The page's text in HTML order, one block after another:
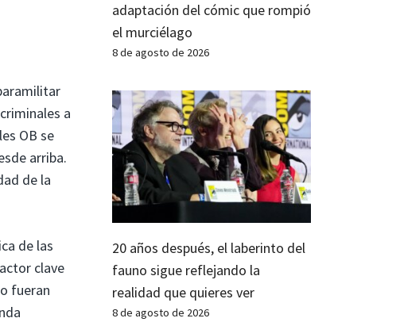
a
OB se
arriba.
de la
de las
clave
fueran
adaptación del cómic que rompió
el murciélago
8 de agosto de 2026
20 años después, el laberinto del
fauno sigue reflejando la
realidad que quieres ver
8 de agosto de 2026